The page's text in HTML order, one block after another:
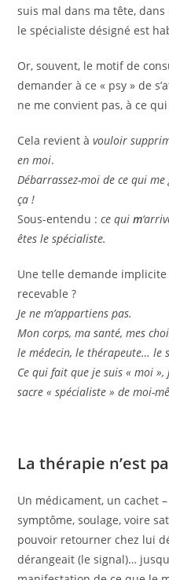
suis mal dans ma tête,
le spécialiste désigné est
Or, souvent, le motif de
demander à ce « psy » de
ne me convient pas, à ce
Cela revient àvouloir
en moi.
Débarrassez-moi de ce qui
ça !
Sous-entendu :ce quim
êtes le spécialiste.
Une telle demande
recevable ?
Je ne m’appartiens pas.
Mon corps, ma santé, mes
le médecin, le thérapeute… le
Ce qui fait que je suis « moi
sacre « spécialiste » de moi-
La thérapie n’est
Un médicament, un cachet
symptôme, soulage, voire
pouvoir retourner chez lui
dérangeait (le signal)…